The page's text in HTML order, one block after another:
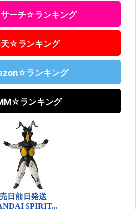
ーチ☆ランキング
☆ランキング
ランキング
ランキング